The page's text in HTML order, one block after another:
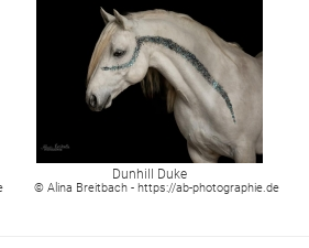
© Alina Breitbach - https://ab-photographie.de
Dunhill Duke